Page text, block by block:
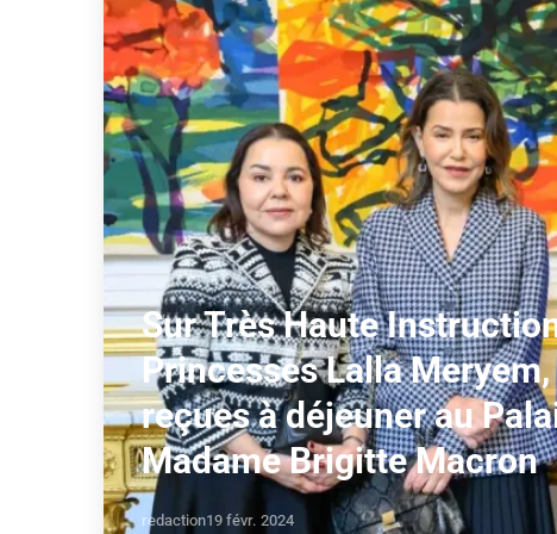
Sur Très Haute
Princesses Lalla
reçues à déjeuner au
Madame Brigitte Macron
redaction19 févr. 2024